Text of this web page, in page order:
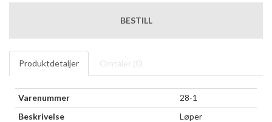
BESTILL
Produktdetaljer Omtaler (0)
Varenummer
28-1
Beskrivelse
Løper